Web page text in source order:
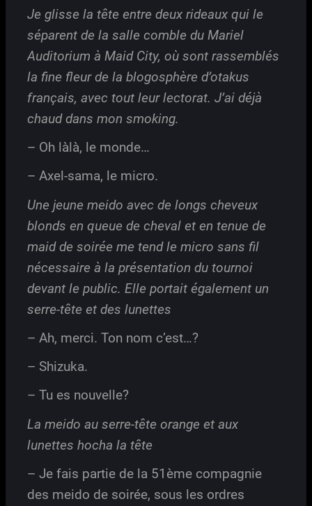
Je glisse la tête entre deux rideaux qui le
séparent de la salle comble du Mariel
Auditorium à Maid City, où sont rassemblés
la fine fleur de la blogosphère d’otakus
français, avec tout leur lectorat. J’ai déjà
chaud dans mon smoking.
– Oh làlà, le monde…
– Axel-sama, le micro.
Une jeune meido avec de longs cheveux
blonds en queue de cheval et en tenue de
maid de soirée me tend le micro sans fil
nécessaire à la présentation du tournoi
devant le public. Elle portait également un
serre-tête et des lunettes
– Ah, merci. Ton nom c’est…?
– Shizuka.
– Tu es nouvelle?
La meido au serre-tête orange et aux
lunettes hocha la tête
– Je fais partie de la 51ème compagnie
des meido de soirée, sous les ordres